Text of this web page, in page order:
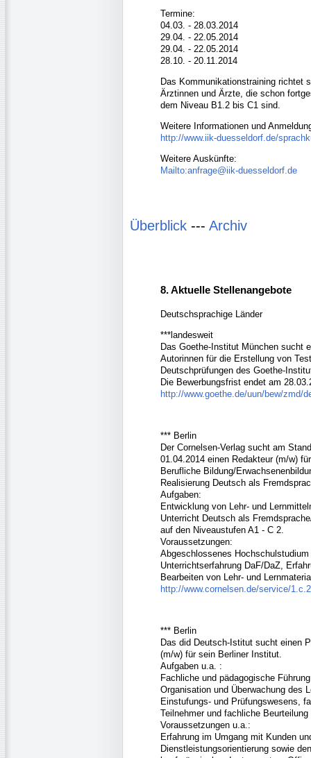
Termine:
04.03. - 28.03.2014
29.04. - 22.05.2014
29.04. - 22.05.2014
28.10. - 20.11.2014
Das Kommunikationstraining richtet
Ärztinnen und Ärzte, die schon
dem Niveau B1.2 bis C1 sind.
Weitere Informationen und
http://www.iik-duesseldorf.de/
Weitere Auskünfte:
Mailto:anfrage@iik-duesseldorf.de
Überblick --- Archiv
8. Aktuelle Stellenangebote
Deutschsprachige Länder
***landesweit
Das Goethe-Institut München sucht
Autorinnen für die Erstellung von
Deutschprüfungen des Goethe-
Die Bewerbungsfrist endet am
http://www.goethe.de/uun/bew/zmd/
*** Berlin
Der Cornelsen-Verlag sucht am
01.04.2014 einen Redakteur (m/w)
Berufliche Bildung/
Realisierung Deutsch als
Aufgaben:
Entwicklung von Lehr- und
Unterricht Deutsch als
auf den Niveaustufen A1 - C 2.
Voraussetzungen:
Abgeschlossenes
Unterrichtserfahrung DaF/DaZ,
Bearbeiten von Lehr- und
http://www.cornelsen.de/service/
*** Berlin
Das did Deutsch-Istitut sucht einen
(m/w) für sein Berliner Institut.
Aufgaben u.a. :
Fachliche und pädagogische
Organisation und Überwachung des
Einstufungs- und Prüfungswesens,
Teilnehmer und fachliche
Voraussetzungen u.a.:
Erfahrung im Umgang mit Kunden
Dienstleistungsorientierung sowie